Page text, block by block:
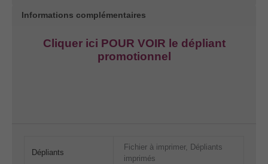
présentation
Informations complémentaires
Cliquer ici POUR VOIR le dépliant
promotionnel
Dépliants
Fichier à imprimer, Dépliants
imprimés